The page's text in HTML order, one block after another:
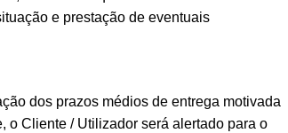
e prestação de eventuais
dos prazos médios de entrega motivada
o Cliente / Utilizador será alertado para o